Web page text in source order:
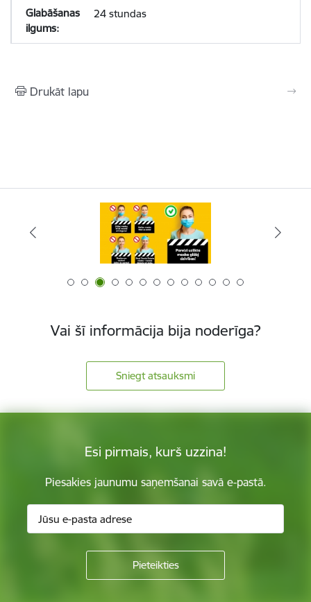
24 stundas
Drukāt lapu
Vai šī informācija bija noderīga?
Sniegt atsauksmi
Esi pirmais, kurš uzzina!
Piesakies jaunumu saņemšanai savā e-pastā.